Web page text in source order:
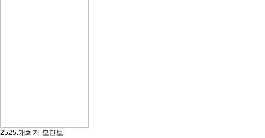
2525.개화기-모던보